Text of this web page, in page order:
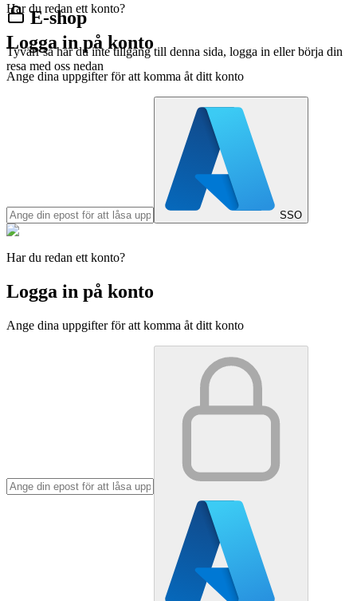
E-shop
Tyvärr så har du inte tillgång till denna sida, logga in eller börja din
resa med oss nedan
Har du redan ett konto?
Logga in på konto
Ange dina uppgifter för att komma åt ditt konto
SSO
Har du redan ett konto?
Logga in på konto
Ange dina uppgifter för att komma åt ditt konto